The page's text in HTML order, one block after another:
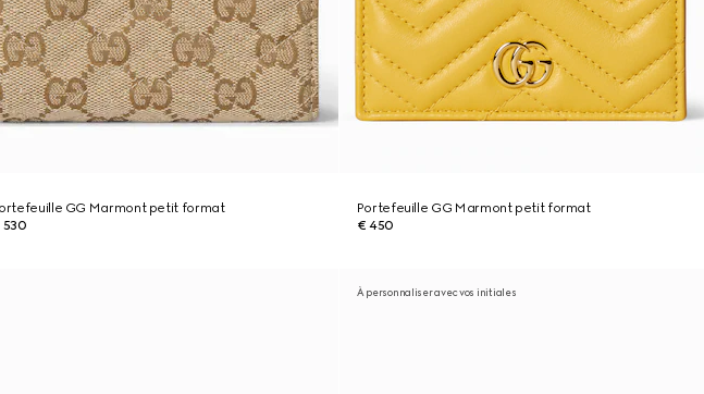
GG Marmont petit format
530
Portefeuille GG Marmont petit format
€ 450
À personnaliser avec vos initiales